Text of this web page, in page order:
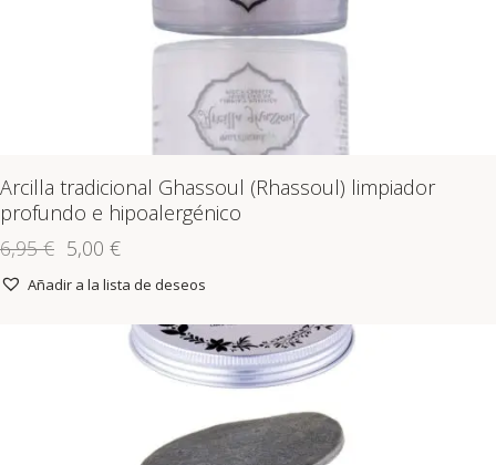
Arcilla tradicional Ghassoul (Rhassoul) limpiador
profundo e hipoalergénico
6,95€ 5,00 €
Añadir a la lista de deseos